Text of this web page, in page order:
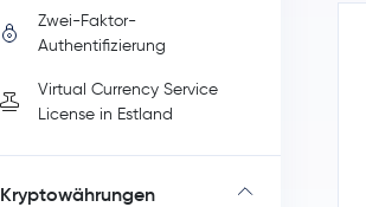
Zwei-Faktor-
Authentifizierung
Virtual Currency Service
License in Estland
Kryptowährungen